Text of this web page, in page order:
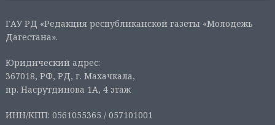
ГАУ РД «Редакция республиканской газеты «Молодежь
Дагестана».
Юридический адрес:
367018, РФ, РД, г. Махачкала,
пр. Насрутдинова 1А, 4 этаж
ИНН/КПП: 0561055365 / 057101001